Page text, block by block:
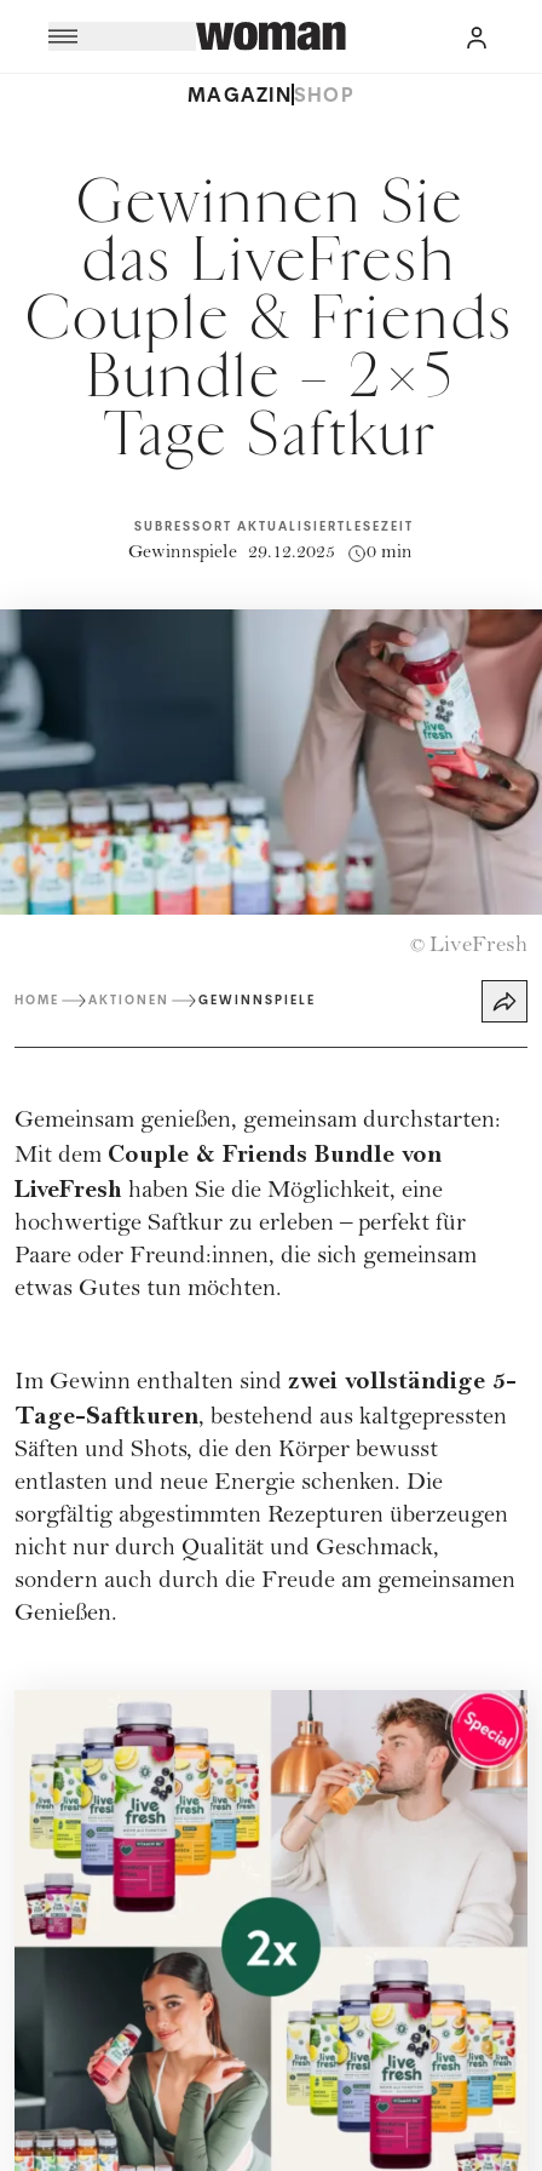
MAGAZINSHOP
Gewinnen Sie
das LiveFresh
Couple & Friends
Bundle – 2×5
Tage Saftkur
SUBRESSORT
Gewinnspiele
AKTUALISIERT
29.12.2025
LESEZEIT
0 min
© LiveFresh
HOME AKTIONEN GEWINNSPIELE
Gemeinsam genießen, gemeinsam durchstarten:
Mit dem Couple & Friends Bundle von
LiveFresh haben Sie die Möglichkeit, eine
hochwertige Saftkur zu erleben – perfekt für
Paare oder Freund:innen, die sich gemeinsam
etwas Gutes tun möchten.
Im Gewinn enthalten sind zwei vollständige 5-
Tage-Saftkuren, bestehend aus kaltgepressten
Säften und Shots, die den Körper bewusst
entlasten und neue Energie schenken. Die
sorgfältig abgestimmten Rezepturen überzeugen
nicht nur durch Qualität und Geschmack,
sondern auch durch die Freude am gemeinsamen
Genießen.